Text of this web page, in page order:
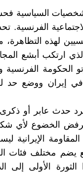
السياسية
الفرنسية.
لهذه التظاهرة،
ارتكب أبشع
الحكومة الفرنسية
في إيران ووضع
حدث عابر أو ذكرى
يرفض الخضوع لأي
مختلف فئات
الأولى إلى